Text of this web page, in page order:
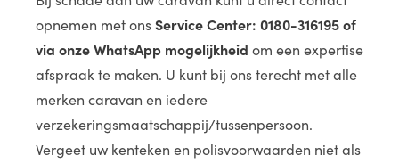
opnemen met onsService Center: 0180-316195 of
via onze WhatsApp mogelijkheid om een expertise
afspraak te maken. U kunt bij ons terecht met alle
merken caravan en iedere
verzekeringsmaatschappij/tussenpersoon.
Vergeet uw kenteken en polisvoorwaarden niet als